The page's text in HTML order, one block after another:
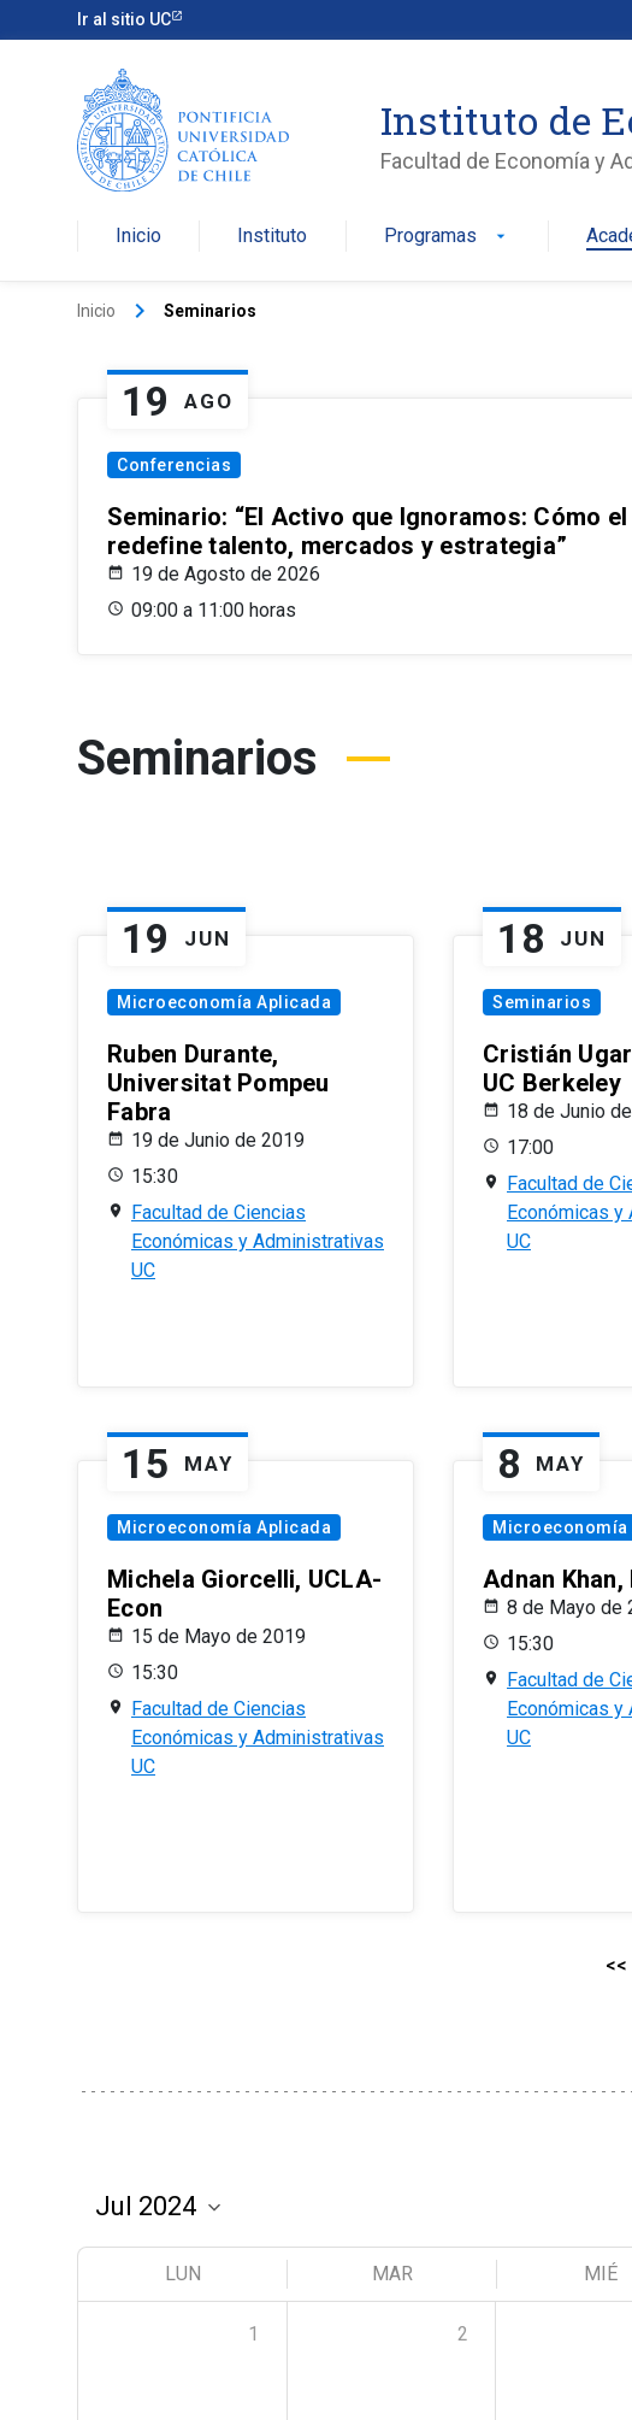
Ir al sitio UC
Instituto de
Facultad de Economía y
Inicio Instituto Programas arrow_drop_down
Inicio keyboard_arrow_right Seminarios
19 AGO
Conferencias
Seminario: “El Activo que Ignoramos: Cómo
redefine talento, mercados y estrategia”
19 de Agosto de 2026
09:00 a 11:00 horas
Seminarios
19 JUN
Microeconomía Aplicada
Ruben Durante,
Universitat Pompeu
Fabra
19 de Junio de 2019
15:30
Facultad de Ciencias
Económicas y Administrativas
UC
18 JUN
Seminarios
Cristián
UC Berkeley
18 de Junio
17:00
Facultad de
Económicas
UC
15 MAY
Microeconomía Aplicada
Michela Giorcelli, UCLA-
Econ
15 de Mayo de 2019
15:30
Facultad de Ciencias
Económicas y Administrativas
UC
8 MAY
Microeconomía
Adnan Khan,
8 de Mayo de
15:30
Facultad de
Económicas
UC
<<
LUN MAR MIÉ
1 2